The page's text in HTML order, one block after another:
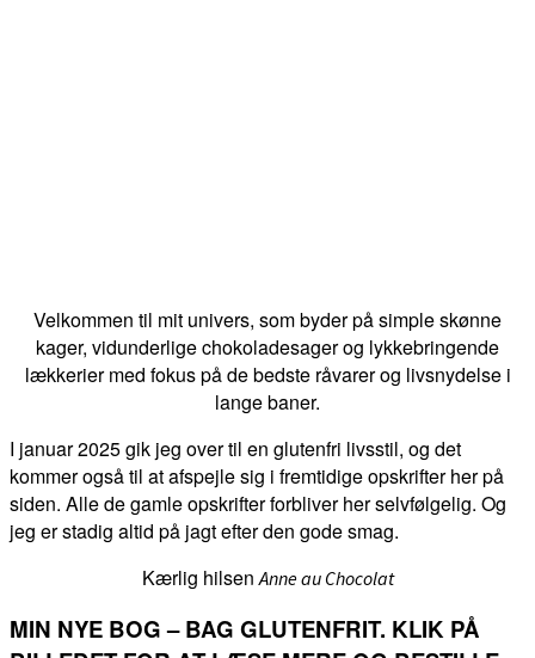
Velkommen til mit univers, som byder på simple skønne
kager, vidunderlige chokoladesager og lykkebringende
lækkerier med fokus på de bedste råvarer og livsnydelse i
lange baner.
I januar 2025 gik jeg over til en glutenfri livsstil, og det
kommer også til at afspejle sig i fremtidige opskrifter her på
siden. Alle de gamle opskrifter forbliver her selvfølgelig. Og
jeg er stadig altid på jagt efter den gode smag.
Kærlig hilsenAnne au Chocolat
MIN NYE BOG – BAG GLUTENFRIT. KLIK PÅ